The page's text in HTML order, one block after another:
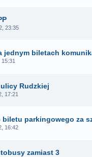
23:35
jednym biletach
Rudzkiej
17:21
biletu parkingowego za
16:42
zamiast 3